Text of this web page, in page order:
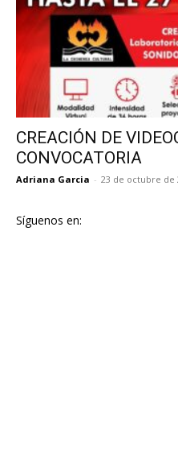
CREACIÓN DE
CONVOCATORIA
Adriana Garcia - 23 de octubre de
Síguenos en: